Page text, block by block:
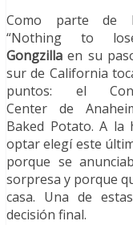
Como parte de
“Nothing to
Gongzilla en su
sur de California
puntos: el
Center de
Baked Potato. A la
optar elegí este
porque se
sorpresa y porque
casa. Una de
decisión final.